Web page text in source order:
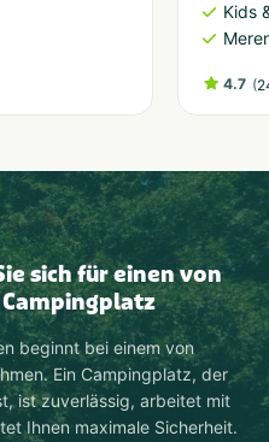
Kids
4.7 (
sich für einen von
Campingplatz
beginnt bei einem von
Ein Campingplatz, der
ist zuverlässig, arbeitet mit
Ihnen maximale Sicherheit.